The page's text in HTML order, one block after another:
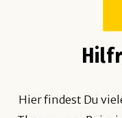
Hier findest Du